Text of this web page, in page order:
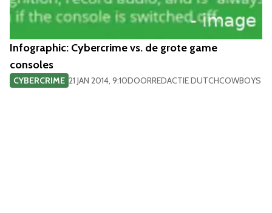
Infographic: Cybercrime vs. de grote game
consoles
CYBERCRIME 21 JAN 2014, 9:10DOORREDACTIE DUTCHCOWBOYS